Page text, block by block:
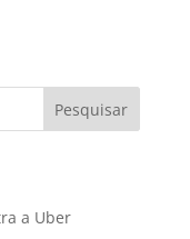
Pesquisar
a Uber